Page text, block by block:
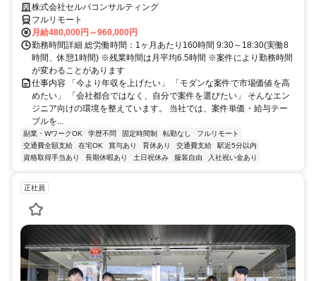
株式会社セルバコンサルティング
フルリモート
月給480,000円～960,000円
勤務時間詳細 総労働時間：1ヶ月あたり160時間 9:30～18:30(実働8
時間、休憩1時間) ※残業時間は月平均6.5時間 ※案件により勤務時間
が変わることがあります
仕事内容 「今より年収を上げたい」 「モダンな案件で市場価値を高
めたい」 「会社都合ではなく、自分で案件を選びたい」 そんなエン
ジニア向けの環境を整えています。 当社では、案件単価・給与テー
ブルを...
副業・WワークOK 学歴不問 固定時間制 転勤なし
フルリモート
交通費全額支給
在宅OK 賞与あり 育休あり 交通費支給
駅近5分以内
資格取得手当あり
長期休暇あり 土日祝休み 服装自由 入社祝い金あり
正社員